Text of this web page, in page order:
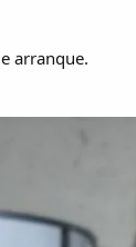
arranque.